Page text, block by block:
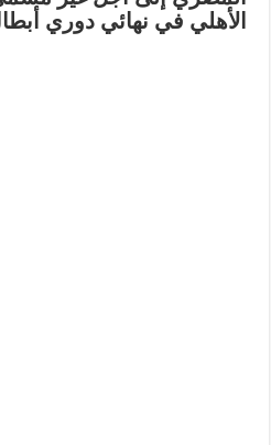
الأهلي في نهائي دوري